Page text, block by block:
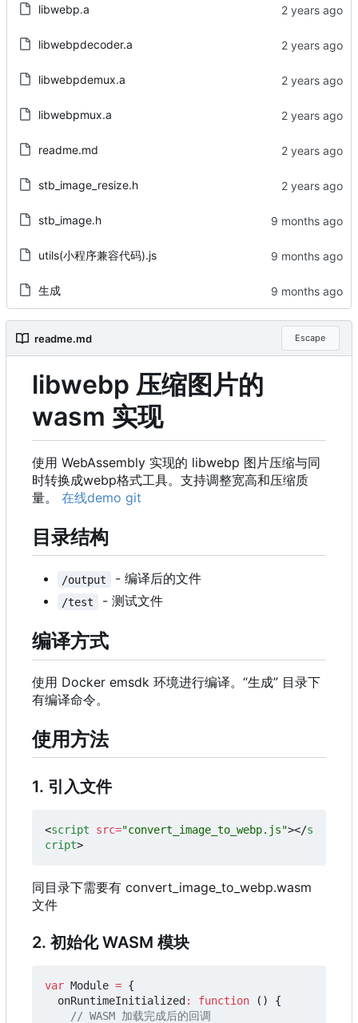
libwebp.a
libwebpdecoder.a
libwebpdemux.a
libwebpmux.a
readme.md
stb_image_resize.h
stb_image.h
utils(小程序兼容代码).js
生成
readme.md Escape
libwebp 压缩图片的
wasm 实现
使用 WebAssembly 实现的 libwebp 图片压缩与同
时转换成webp格式工具。支持调整宽高和压缩质
量。 在线demo git
目录结构
/output - 编译后的文件
/test - 测试文件
编译方式
使用 Docker emsdk 环境进行编译。“生成” 目录下
有编译命令。
使用方法
1. 引入文件
<script src="convert_image_to_webp.js"></s
cript>
同目录下需要有 convert_image_to_webp.wasm
文件
2. 初始化 WASM 模块
var Module = {
onRuntimeInitialized : function ()
{